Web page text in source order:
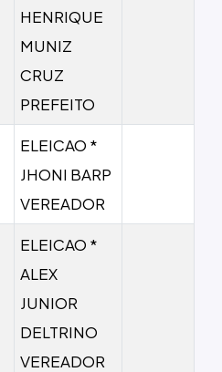
HENRIQUE
MUNIZ
CRUZ
PREFEITO
ELEICAO *
JHONI BARP
VEREADOR
ELEICAO *
ALEX
JUNIOR
DELTRINO
VEREADOR